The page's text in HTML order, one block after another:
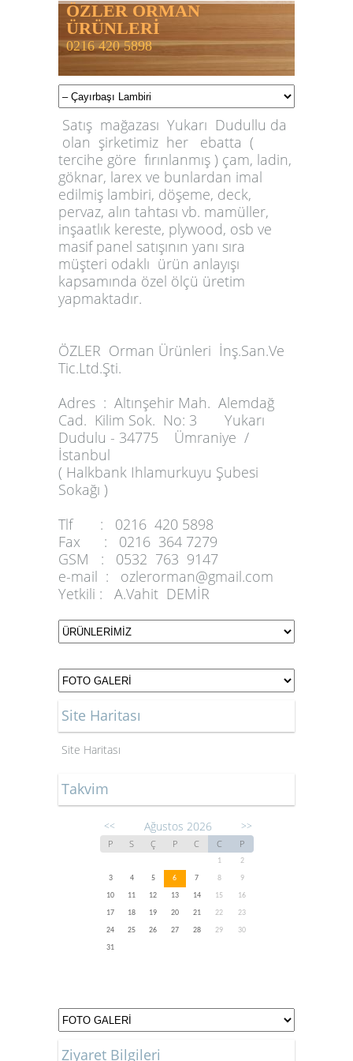
ÖZLER ORMAN
ÜRÜNLERİ
0216 420 5898
Satış mağazası Yukarı Dudullu da
olan şirketimiz her ebatta (
tercihe göre fırınlanmış ) çam, ladin,
göknar, larex ve bunlardan imal
edilmiş lambiri, döşeme, deck,
pervaz, alın tahtası vb. mamüller,
inşaatlık kereste, plywood, osb ve
masif panel satışının yanı sıra
müşteri odaklı ürün anlayışı
kapsamında özel ölçü üretim
yapmaktadır.
ÖZLER Orman Ürünleri İnş.San.Ve
Tic.Ltd.Şti.
Adres : Altınşehir Mah. Alemdağ
Cad. Kilim Sok. No: 3 Yukarı
Dudulu - 34775 Ümraniye /
İstanbul
( Halkbank Ihlamurkuyu Şubesi
Sokağı )
Tlf :
0216 420 5898
Fax :
0216 364 7279
GSM :
0532 763 9147
e-mail :
ozlerorman@gmail.com
Yetkili :
A.Vahit DEMİR
Site Haritası
Site Haritası
Takvim
<< Ağustos 2026 >>
P S Ç P C C P
1
2
3
4 5 6 7 8
9
10
11 12 13 14 15
16
17
18 19 20 21 22
23
24
25 26 27 28 29
30
31
Ziyaret Bilgileri